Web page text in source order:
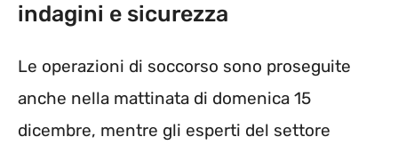
indagini e sicurezza
Le operazioni di soccorso sono proseguite
anche nella mattinata di domenica 15
dicembre, mentre gli esperti del settore